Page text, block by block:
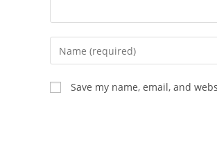
Enter
your
name
or
Save my name, email, and